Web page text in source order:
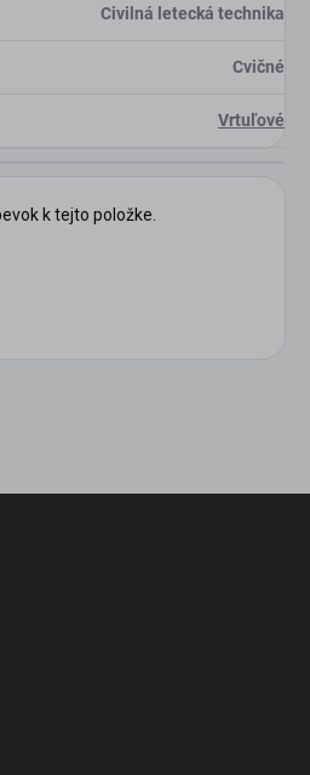
Civilná letecká technika
Cvičné
Vrtuľové
k tejto položke.